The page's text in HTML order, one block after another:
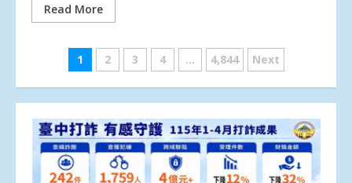
Read More
文
章
分
頁
1 2 3 4 ... 4,844 Next